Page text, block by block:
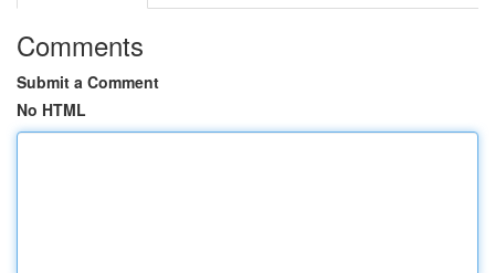
Comments
Submit a Comment
No HTML